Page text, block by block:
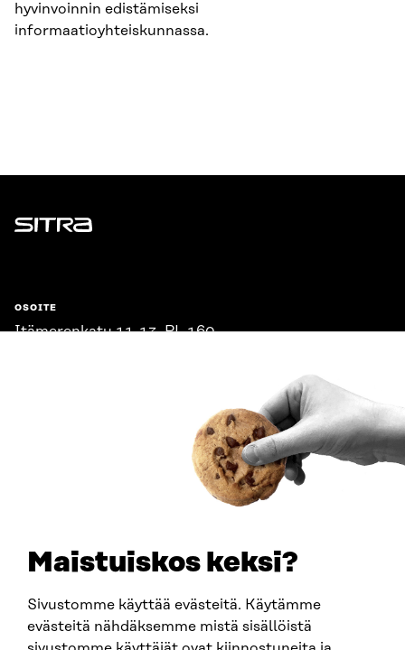
Maistuiskos keksi?
Sivustomme käyttää evästeitä. Käytämme
evästeitä nähdäksemme mistä sisällöistä
hyvinvoinnin edistämiseksi
informaatioyhteiskunnassa.
Sitra
OSOITE
Itämerenkatu 11-13, PL 160,
SITRA SOSIAALISESSA MEDIASSA